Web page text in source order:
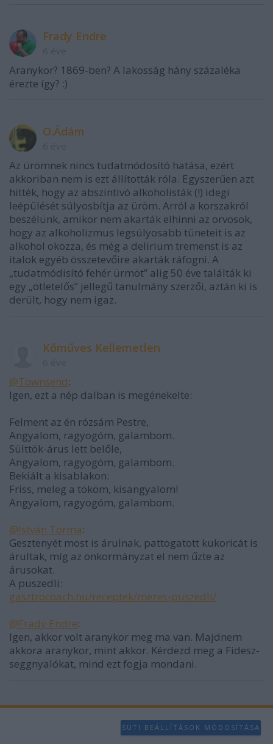
Frady Endre
Aranykor? 1869-ben? A lakosság hány százaléka
érezte így? :)
O.Ádám
Az ürömnek nincs tudatmódosító hatása, ezért
akkoriban nem is ezt állították róla. Egyszerűen azt
hitték, hogy az abszintivó alkoholisták (!) idegi
leépülését súlyosbítja az üröm. Arról a korszakról
beszélünk, amikor nem akarták elhinni az orvosok,
hogy az alkoholizmus legsúlyosabb tüneteit is az
alkohol okozza, és még a delirium tremenst is az
italok egyéb összetevőire akarták ráfogni. A
„tudatmódisító fehér ürmöt” alig 50 éve találták ki
egy „ötletelős” jellegű tanulmány szerzői, aztán ki is
derült, hogy nem igaz.
Kőműves Kellemetlen
@Townsend:
Igen, ezt a nép dalban is megénekelte:
Felment az én rózsám Pestre,
Angyalom, ragyogóm, galambom.
Sülttök-árus lett belőle,
Angyalom, ragyogóm, galambom.
Bekiált a kisablakon:
Friss, meleg a tököm, kisangyalom!
Angyalom, ragyogóm, galambom.
@István Torma:
Gesztenyét most is árulnak, pattogatott kukoricát is
árultak, míg az önkormányzat el nem űzte az
árusokat.
A puszedli:
gasztrocoach.hu/receptek/mezes-puszedli/
@Frady Endre:
Igen, akkor volt aranykor meg ma van. Majdnem
akkora aranykor, mint akkor. Kérdezd meg a Fidesz-
seggnyalókat, mind ezt fogja mondani.
SÜTI BEÁLLÍTÁSOK MÓDOSÍTÁSA